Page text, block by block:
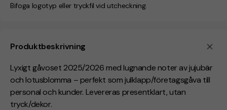
Produktbeskrivning
Lyxigt gåvoset 2025/2026 med lugnande noter av jujubär
och lotusblomma – perfekt som julklapp/företagsgåva till
personal och kunder. Levereras presentklart, utan
tryck/dekor.
Bifoga logotyp eller tryckfil vid utcheckning.